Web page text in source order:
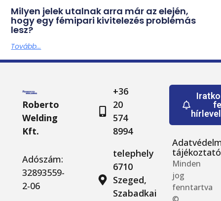
Milyen jelek utalnak arra már az elején,
hogy egy fémipari kivitelezés problémás
lesz?
Tovább...
Roberto
Welding
Kft.
Adószám:
32893559-
2-06
+36
20
574
8994
telephely
6710
Szeged,
Szabadkai
tájékoztató
Minden
jog
fenntartva
©